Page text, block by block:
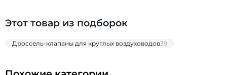
Этот товар из подборок
Дроссель-клапаны для круглых воздуховодов39